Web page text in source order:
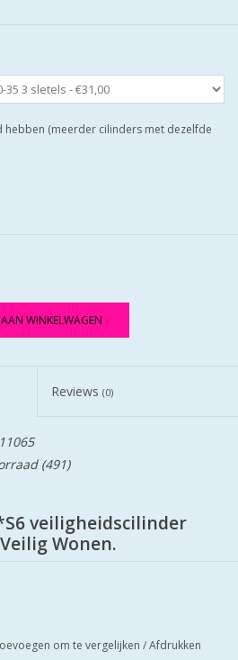
hebben (meerder cilinders met dezelfde
WINKELWAGEN
Reviews (0)
(491)
veiligheidscilinder
Wonen.
secure.
Cilinders hebben
met antikerntrek
om te vergelijken /Afdrukken